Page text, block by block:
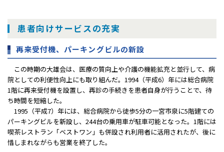
患者向けサービスの充実
再来受付機、パーキングビルの新設
この時期の大雄会は、医療の質向上や介護の機能拡充と並行して、病
院としての利便性向上にも取り組んだ。1994（平成6）年には総合病院
1階に再来受付機を設置し、再診の手続きを患者自身が行うことで、待
ち時間を短縮した。
1995（平成7）年には、総合病院から徒歩5分の一宮市泉に5階建ての
パーキングビルを新設し、244台の乗用車が駐車可能となった。1階には
喫茶レストラン「ベストワン」も併設され利用者に活用されたが、後に
惜しまれながらも営業を終了した。